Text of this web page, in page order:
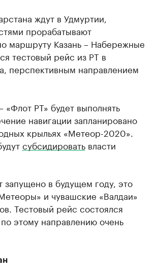
ждут в Удмуртии,
прорабатывают
маршруту Казань – Набережные
тестовый рейс из РТ в
перспективным направлением
РТ» будет выполнять
навигации запланировано
крыльях «Метеор-2020».
субсидироватьвласти
в будущем году, это
и чувашские «Валдаи»
Тестовый рейс состоялся
этому направлению очень